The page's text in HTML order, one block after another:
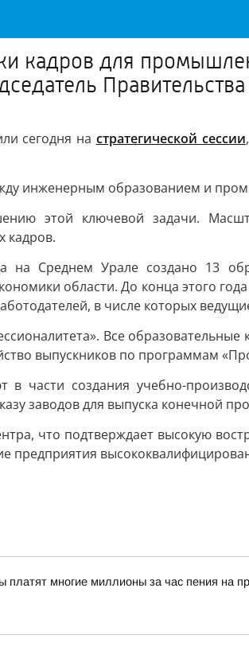
кадров для
сегодня на стратегической сессии
инженерным образованием и
этой ключевой задачи.
кадров.
Среднем Урале создано 13
области. До конца этого
в числе которых
Все
выпускников по программам
части создания учебно-
заводов для выпуска конечной
что подтверждает высокую
предприятия
многие миллионы за час пения на